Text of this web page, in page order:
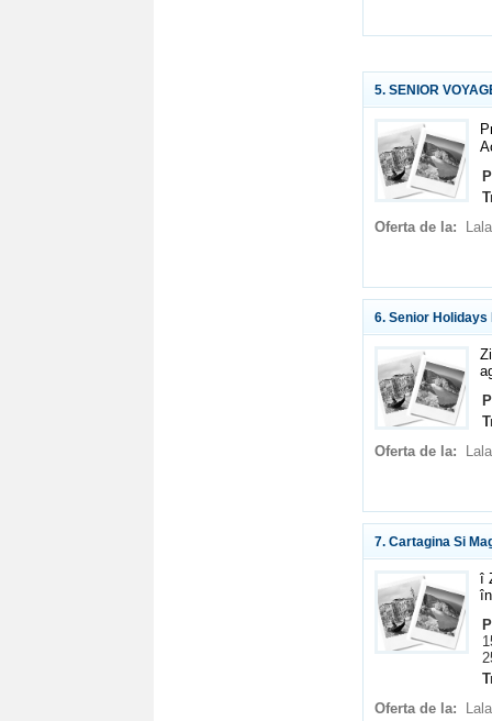
5. SENIOR
Oferta de la:
6. Senior
Oferta de la:
7. Cartagina Si
î
Oferta de la: